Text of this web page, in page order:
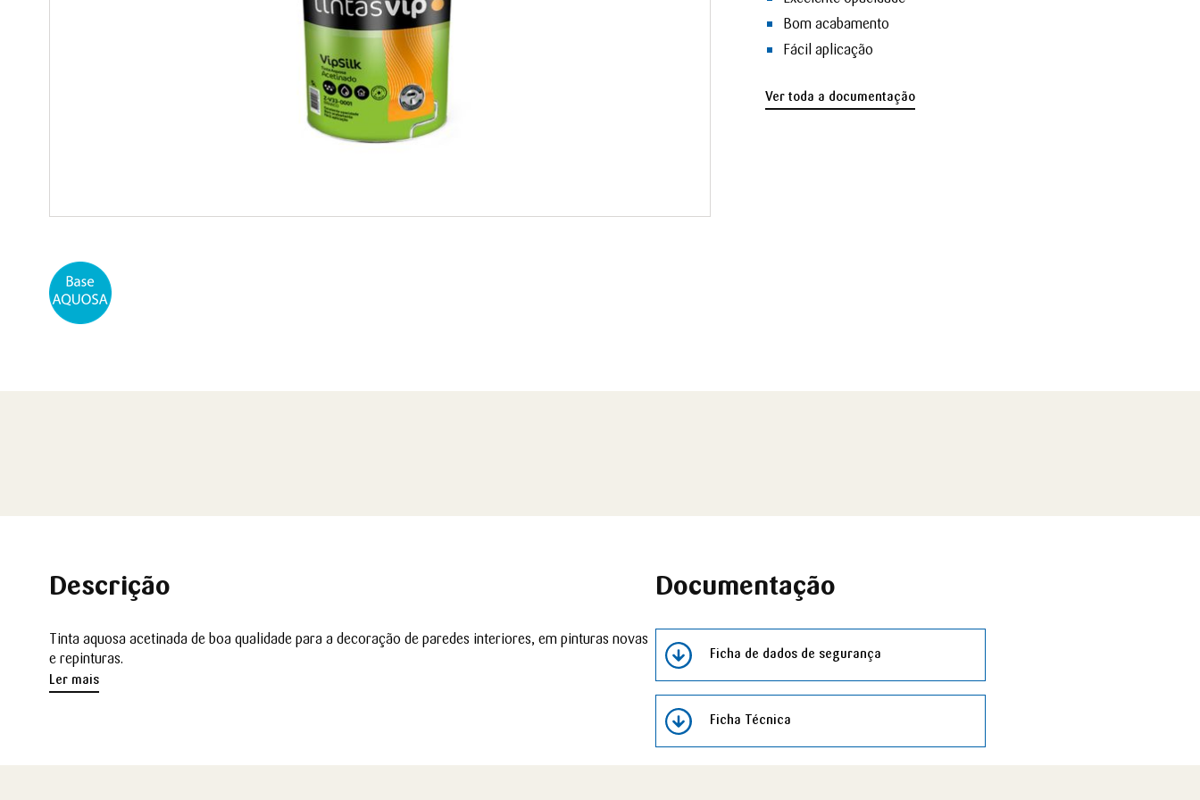
Bom acabamento
Fácil aplicação
Ver toda a documentação
Descrição
Tinta aquosa acetinada de boa qualidade para a decoração de paredes interiores, em pinturas novas
e repinturas.
Ler mais
Documentação
Ficha de dados de segurança
Ficha Técnica